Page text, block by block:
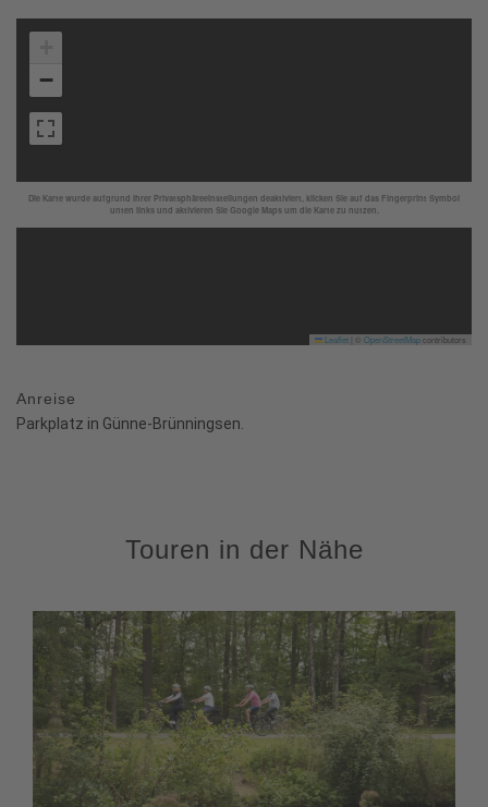
Die Karte wurde aufgrund Ihrer Privatsphäreeinstellungen deaktiviert, klicken Sie auf das Fingerprint Symbol
unten links und aktivieren Sie Google Maps um die Karte zu nutzen.
−
Leaflet OpenStreetMapcontributors
Anreise
Parkplatz in Günne-Brünningsen.
Touren in der Nähe